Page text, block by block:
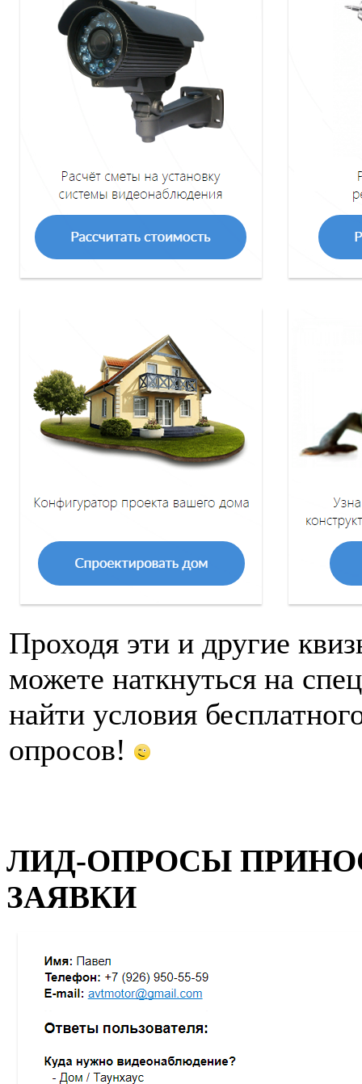
Проходя эти и другие
можете наткнуться на
найти условия
опросов!
ЛИД-ОПРОСЫ
ЗАЯВКИ